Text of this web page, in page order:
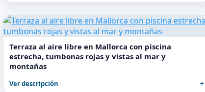
Terraza al aire libre en Mallorca con piscina
estrecha, tumbonas rojas y vistas al mar y
montañas
Ver descripción